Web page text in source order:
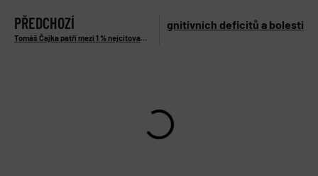
PŘEDCHOZÍNový cíl pro léčbu kognitivních deficitů a bolesti